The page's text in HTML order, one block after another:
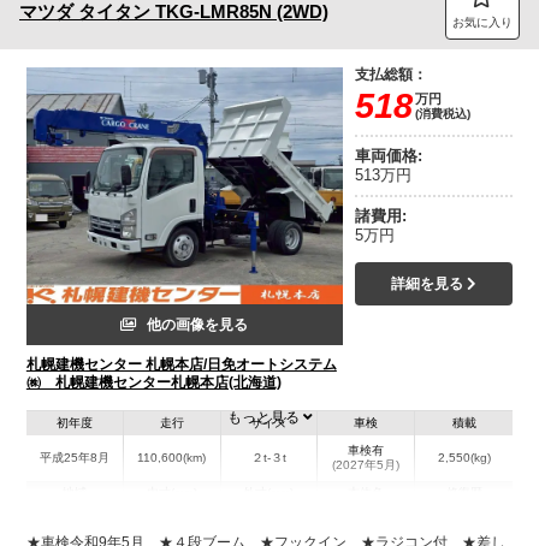
マツダ タイタン TKG-LMR85N (2WD) お気に入り
他の画像を見る
札幌建機センター 札幌本店/日免オートシステム
㈱ 札幌建機センター札幌本店(北海道)
支払総額：
518万円
(消費税込)
車両価格:
513万円
諸費用:
5万円
詳細を見る
初年度
平成25年8月
走行
110,600(km)
サイズ
２t-３t
車検
車検有
(2027年5月)
積載
2,550(kg)
北海道
W:1,760
W:1,880
無
もっと見る
★車検令和9年5月 ★４段ブーム ★フックイン ★ラジコン付 ★差し